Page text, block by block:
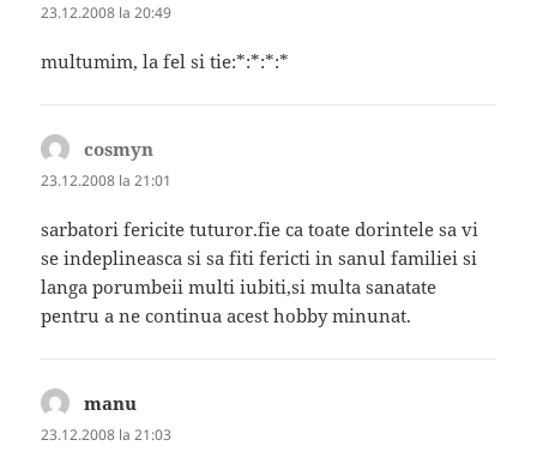
23.12.2008 la 20:49
multumim, la fel si tie:*:*:*:*
cosmyn
23.12.2008 la 21:01
sarbatori fericite tuturor.fie ca toate dorintele sa vi
se indeplineasca si sa fiti fericti in sanul familiei si
langa porumbeii multi iubiti,si multa sanatate
pentru a ne continua acest hobby minunat.
manu
23.12.2008 la 21:03